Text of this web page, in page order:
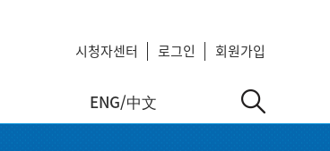
시청자센터 로그인 회원가입
ENG/中文